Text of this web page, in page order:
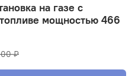
на газе с
мощностью 466
₽